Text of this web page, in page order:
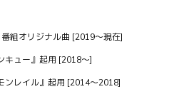
るかわな楽曲たちです！💛🍳
組オリジナル曲 [2019〜現在]
キュー』起用 [2018〜]
ンレイル』起用 [2014～2018]